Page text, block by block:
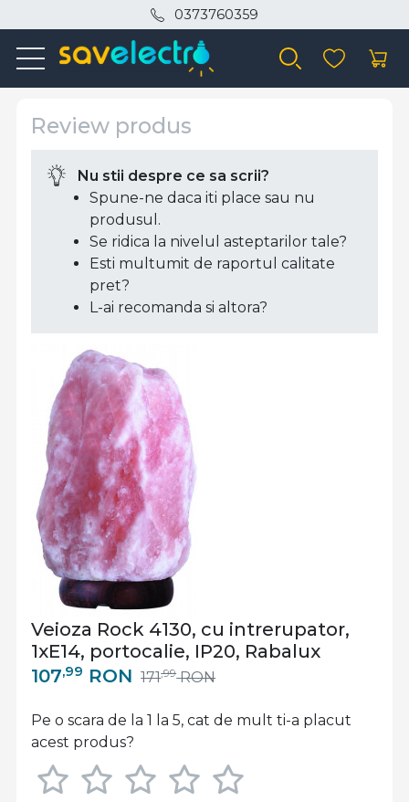
0373760359
Review produs
Veioza Rock 4130, cu intrerupator,
1xE14, portocalie, IP20, Rabalux
107,99 RON 171,99 RON
Pe o scara de la 1 la 5, cat de mult ti-a placut
acest produs?
Nu stii despre ce sa scrii?
Spune-ne daca iti place sau nu
produsul.
Se ridica la nivelul asteptarilor tale?
Esti multumit de raportul calitate
pret?
L-ai recomanda si altora?